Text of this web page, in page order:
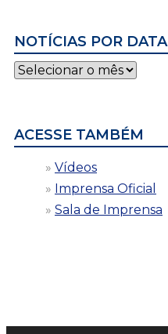
NOTÍCIAS POR DATA
Notícias
por
ACESSE TAMBÉM
Vídeos
Imprensa Oficial
Sala de Imprensa